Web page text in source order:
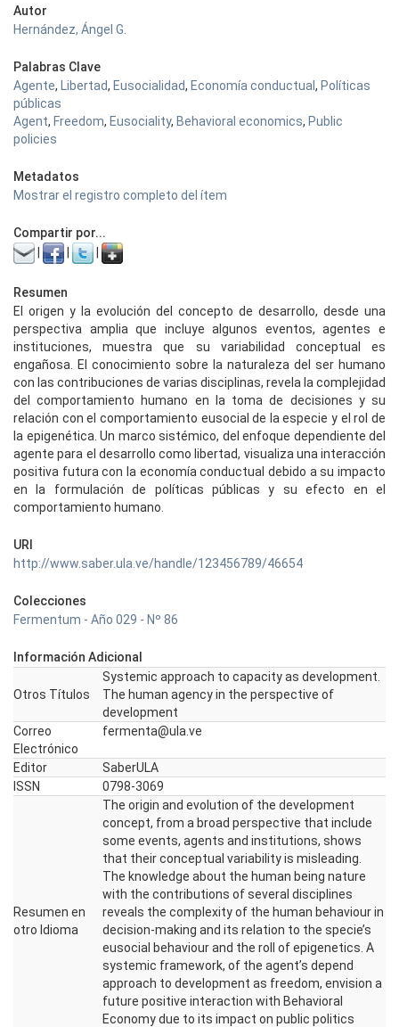
Autor
Hernández, Ángel G.
Palabras Clave
Agente, Libertad, Eusocialidad, Economía conductual , Políticas
públicas
Agent, Freedom, Eusociality, Behavioral economics, Public
policies
Metadatos
Mostrar el registro completo del ítem
Compartir por...
Resumen
El origen y la evolución del concepto de desarrollo, desde una
perspectiva amplia que incluye algunos eventos, agentes e
instituciones, muestra que su variabilidad conceptual es
engañosa. El conocimiento sobre la naturaleza del ser humano
con las contribuciones de varias disciplinas, revela la complejidad
del comportamiento humano en la toma de decisiones y su
relación con el comportamiento eusocial de la especie y el rol de
la epigenética. Un marco sistémico, del enfoque dependiente del
agente para el desarrollo como libertad, visualiza una interacción
positiva futura con la economía conductual debido a su impacto
en la formulación de políticas públicas y su efecto en el
comportamiento humano.
URI
http://www.saber.ula.ve/handle/123456789/46654
Colecciones
Fermentum - Año 029 - Nº 86
Información Adicional
Otros Títulos
Systemic approach to capacity as development.
The human agency in the perspective of
development
Correo
Electrónico
fermenta@ula.ve
Editor
SaberULA
ISSN
0798-3069
Resumen en
otro Idioma
The origin and evolution of the development
concept, from a broad perspective that include
some events, agents and institutions, shows
that their conceptual variability is misleading.
The knowledge about the human being nature
with the contributions of several disciplines
reveals the complexity of the human behaviour in
decision-making and its relation to the specie’s
eusocial behaviour and the roll of epigenetics. A
systemic framework, of the agent’s depend
approach to development as freedom, envision a
future positive interaction with Behavioral
Economy due to its impact on public politics